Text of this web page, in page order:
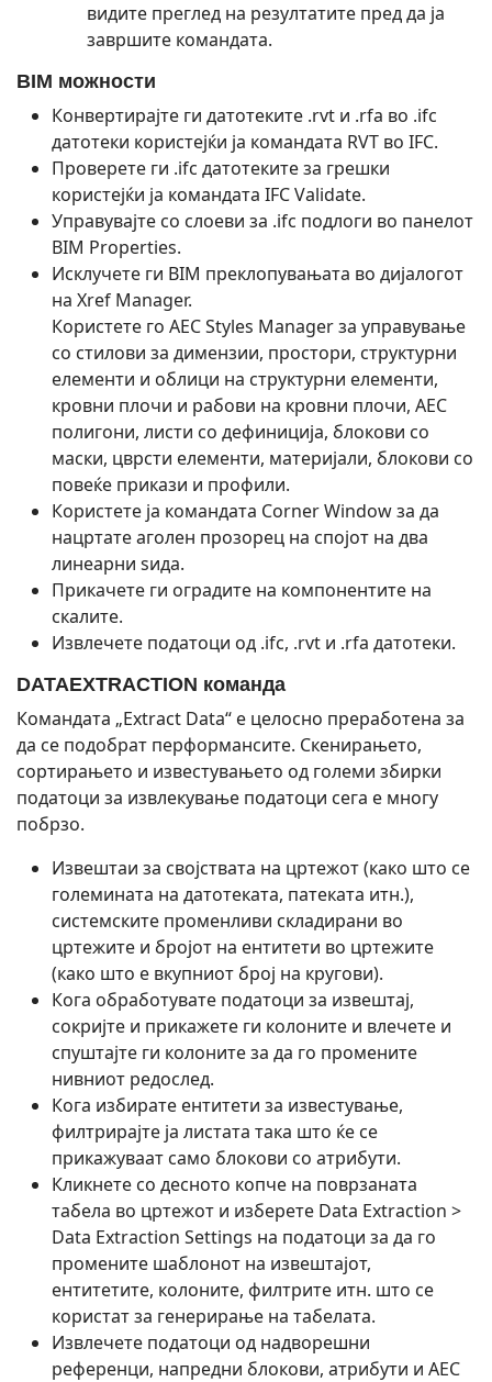
видите преглед на резултатите пред да ја
завршите командата.
BIM можности
Конвертирајте ги датотеките .rvt и .rfa во .ifc
датотеки користејќи ја командата RVT во IFC.
Проверете ги .ifc датотеките за грешки
користејќи ја командата IFC Validate.
Управувајте со слоеви за .ifc подлоги во панелот
BIM Properties.
Исклучете ги BIM преклопувањата во дијалогот
на Xref Manager.
Користете го AEC Styles Manager за управување
со стилови за димензии, простори, структурни
елементи и облици на структурни елементи,
кровни плочи и рабови на кровни плочи, AEC
полигони, листи со дефиниција, блокови со
маски, цврсти елементи, материјали, блокови со
повеќе прикази и профили.
Користете ја командата Corner Window за да
нацртате аголен прозорец на спојот на два
линеарни ѕида.
Прикачете ги оградите на компонентите на
скалите.
Извлечете податоци од .ifc, .rvt и .rfa датотеки.
DATAEXTRACTION команда
Командата „Extract Data“ е целосно преработена за
да се подобрат перформансите. Скенирањето,
сортирањето и известувањето од големи збирки
податоци за извлекување податоци сега е многу
побрзо.
Извештаи за својствата на цртежот (како што се
големината на датотеката, патеката итн.),
системските променливи складирани во
цртежите и бројот на ентитети во цртежите
(како што е вкупниот број на кругови).
Кога обработувате податоци за извештај,
сокријте и прикажете ги колоните и влечете и
спуштајте ги колоните за да го промените
нивниот редослед.
Кога избирате ентитети за известување,
филтрирајте ја листата така што ќе се
прикажуваат само блокови со атрибути.
Кликнете со десното копче на поврзаната
табела во цртежот и изберете Data Extraction >
Data Extraction Settings на податоци за да го
промените шаблонот на извештајот,
ентитетите, колоните, филтрите итн. што се
користат за генерирање на табелата.
Извлечете податоци од надворешни
референци, напредни блокови, атрибути и AEC